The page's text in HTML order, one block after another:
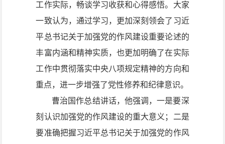
工作实际，畅谈学习收获和心得感悟。大家
一致认为，通过学习，更加深刻领会了习近
平总书记关于加强党的作风建设重要论述的
丰富内涵和精神实质，也更加明确了在实际
工作中贯彻落实中央八项规定精神的方向和
重点，进一步增强了党性修养和纪律意识。
曹治国作总结讲话，他强调，一是要深
刻认识加强党的作风建设的重大意义；二是
要准确把握习近平总书记关于加强党的作风